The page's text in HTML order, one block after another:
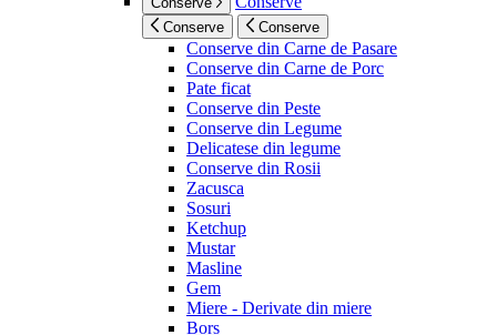
Conserve Conserve
Conserve din Carne de Pasare
Conserve din Carne de Porc
Pate ficat
Conserve din Peste
Conserve din Legume
Delicatese din legume
Conserve din Rosii
Zacusca
Sosuri
Ketchup
Mustar
Masline
Gem
Miere - Derivate din miere
Bors